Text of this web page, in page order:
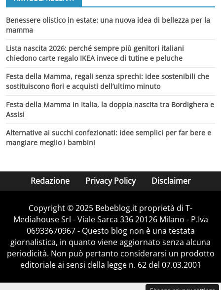
Benessere olistico in estate: una nuova idea di bellezza per la
mamma
Lista nascita 2026: perché sempre più genitori italiani
chiedono carte regalo IKEA invece di tutine e peluche
Festa della Mamma, regali senza sprechi: idee sostenibili che
sostituiscono fiori e acquisti dell’ultimo minuto
Festa della Mamma in Italia, la doppia nascita tra Bordighera e
Assisi
Alternative ai succhi confezionati: idee semplici per far bere e
mangiare meglio i bambini
Redazione Privacy Policy Disclaimer
Copyright © 2025 Bebeblog.it proprietà di T-
Mediahouse Srl - Viale Sarca 336 20126 Milano - P.Iva
06933670967 - Questo blog non è una testata
giornalistica, in quanto viene aggiornato senza alcuna
periodicità. Non può pertanto considerarsi un prodotto
editoriale ai sensi della legge n. 62 del 07.03.2001